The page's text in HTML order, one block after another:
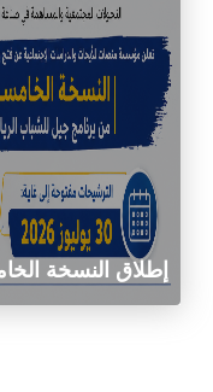
إطلاق النسخة